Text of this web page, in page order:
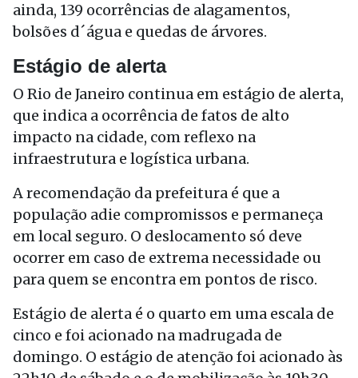
ainda, 139 ocorrências de alagamentos,
bolsões d´água e quedas de árvores.
Estágio de alerta
O Rio de Janeiro continua em estágio de alerta,
que indica a ocorrência de fatos de alto
impacto na cidade, com reflexo na
infraestrutura e logística urbana.
A recomendação da prefeitura é que a
população adie compromissos e permaneça
em local seguro. O deslocamento só deve
ocorrer em caso de extrema necessidade ou
para quem se encontra em pontos de risco.
Estágio de alerta é o quarto em uma escala de
cinco e foi acionado na madrugada de
domingo. O estágio de atenção foi acionado às